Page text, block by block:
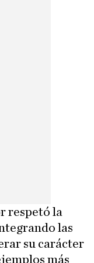
respetó la
las
su carácter
más